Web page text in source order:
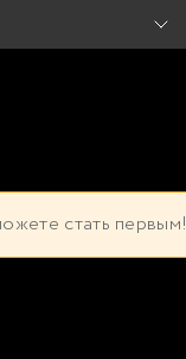
стать первым!